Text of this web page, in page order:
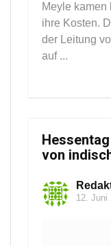
Meyle
ihre Kosten.
der Leitung
auf ...
von
12. Juni